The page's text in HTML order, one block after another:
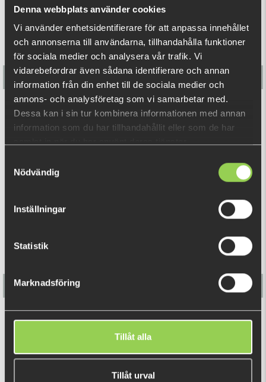
Denna webbplats använder cookies
Vi använder enhetsidentifierare för att anpassa innehållet
och annonserna till användarna, tillhandahålla funktioner
för sociala medier och analysera vår trafik. Vi
vidarebefordrar även sådana identifierare och annan
information från din enhet till de sociala medier och
annons- och analysföretag som vi samarbetar med.
Dessa kan i sin tur kombinera informationen med annan
information som du har tillhandahållit eller som de har
Nödvändig
Inställningar
Statistik
Marknadsföring
Tillåt alla
Tillåt urval
M-WAR Jiggskallar #4/0 4-pack (BKK)
59 kr
NAYS PRDTR 35 (8,5cm) 9-pack
99 kr